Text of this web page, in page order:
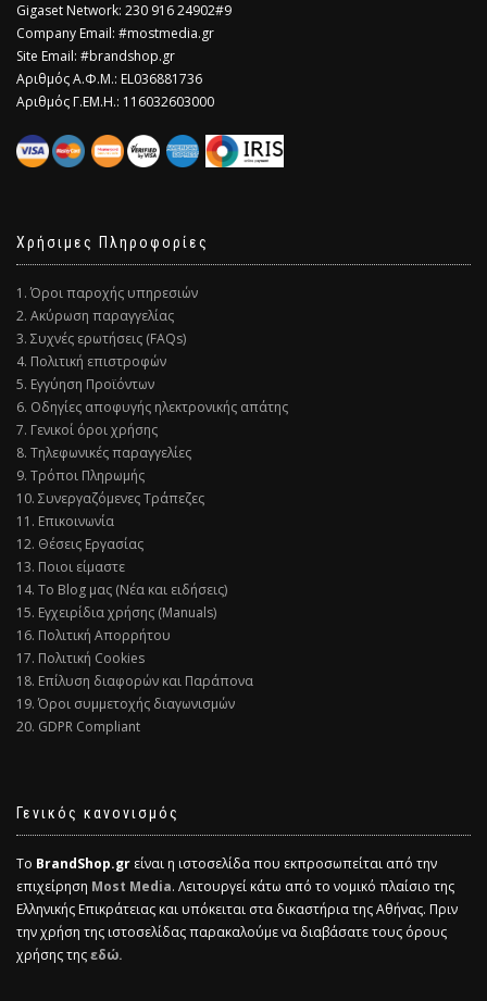
Gigaset Network: 230 916 24902#9
Company Email: #mostmedia.gr
Site Email: #brandshop.gr
Αριθμός Α.Φ.Μ.: EL036881736
Αριθμός Γ.ΕΜ.Η.: 116032603000
Χρήσιμες Πληροφορίες
1. Όροι παροχής υπηρεσιών
2. Ακύρωση παραγγελίας
3. Συχνές ερωτήσεις (FAQs)
4. Πολιτική επιστροφών
5. Εγγύηση Προϊόντων
6. Οδηγίες αποφυγής ηλεκτρονικής απάτης
7. Γενικοί όροι χρήσης
8. Τηλεφωνικές παραγγελίες
9. Τρόποι Πληρωμής
10. Συνεργαζόμενες Τράπεζες
11. Επικοινωνία
12. Θέσεις Εργασίας
13. Ποιοι είμαστε
14. Το Blog μας (Νέα και ειδήσεις)
15. Εγχειρίδια χρήσης (Manuals)
16. Πολιτική Απορρήτου
17. Πολιτική Cookies
18. Επίλυση διαφορών και Παράπονα
19. Όροι συμμετοχής διαγωνισμών
20. GDPR Compliant
Γενικός κανονισμός
Το BrandShop.gr είναι η ιστοσελίδα που εκπροσωπείται από την
επιχείρηση Most Media. Λειτουργεί κάτω από το νομικό πλαίσιο της
Ελληνικής Επικράτειας και υπόκειται στα δικαστήρια της Αθήνας. Πριν
την χρήση της ιστοσελίδας παρακαλούμε να διαβάσατε τους όρους
χρήσης τηςεδώ.